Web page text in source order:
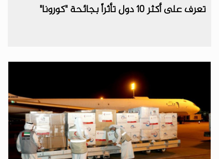
تعرف على أكثر 10 دول تأثراً بجائحة "كورونا"